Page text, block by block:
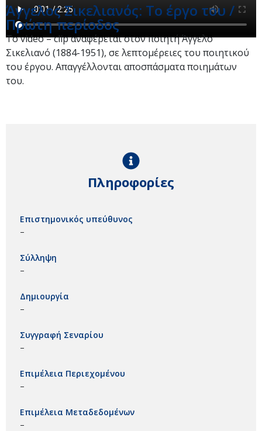
Άγγελος Σικελιανός: Το έργο του /
Πρώτη περίοδος
Το video – clip αναφέρεται στον ποιητή Άγγελο
Σικελιανό (1884-1951), σε λεπτομέρειες του ποιητικού
του έργου. Απαγγέλλονται αποσπάσματα ποιημάτων
του.
Πληροφορίες
Επιστημονικός υπεύθυνος
–
Σύλληψη
–
Δημιουργία
–
Συγγραφή Σεναρίου
–
Επιμέλεια Περιεχομένου
–
Επιμέλεια Μεταδεδομένων
–